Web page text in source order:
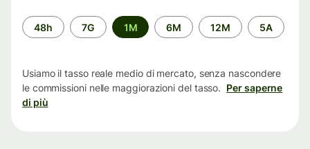
Periodo
di
48h 7G 1M 6M 12M 5A
Usiamo il tasso reale medio di mercato, senza nascondere
le commissioni nelle maggiorazioni del tasso. Per saperne
di più